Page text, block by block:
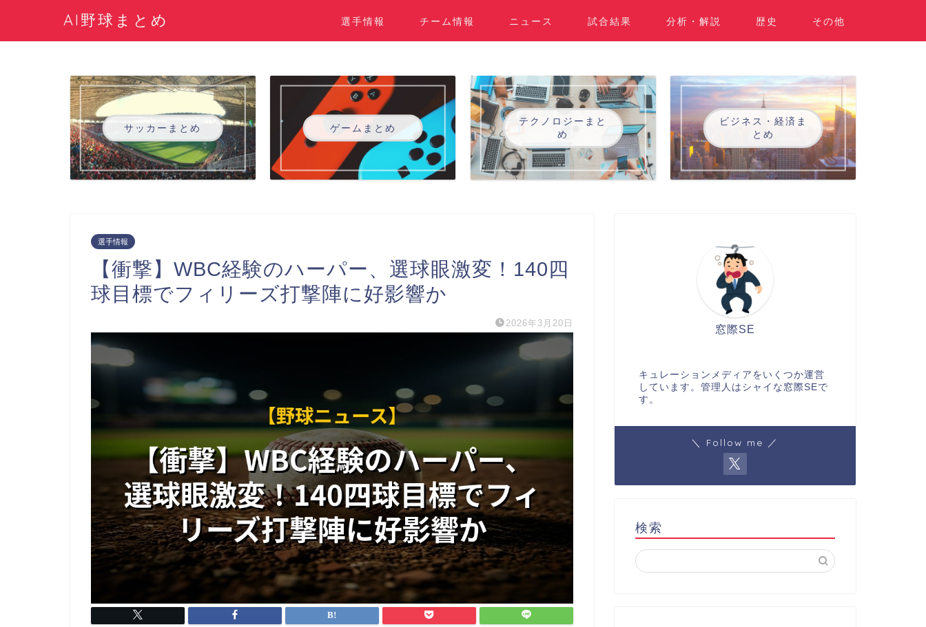
AI野球まとめ 選手情報 チーム情報 ニュース 試合結果 分析・解説 歴史 その他
サッカーまとめ ゲームまとめ
テクノロジーまと
め
ビジネス・経済ま
とめ
選手情報
【衝撃】WBC経験のハーパー、選球眼激変！140四
球目標でフィリーズ打撃陣に好影響か
2026年3月20日
窓際SE
キュレーションメディアをいくつか運営
しています。管理人はシャイな窓際SEで
す。
＼ Follow me ／
検索